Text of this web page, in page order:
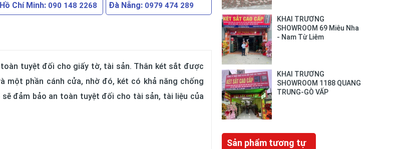
Hồ Chí Minh: 090 148 2268 Đà Nẵng: 0979 474 289
tuyệt đối cho giấy tờ, tài sản. Thân két sắt được
một phần cánh cửa, nhờ đó, két có khả năng chống
đảm bảo an toàn tuyệt đối cho tài sản, tài liệu của
KHAI TRƯƠNG
SHOWROOM 69 Miêu Nha
- Nam Từ Liêm
KHAI TRƯƠNG
SHOWROOM 1188 QUANG
TRUNG-GÒ VẤP
Sản phẩm tương tự